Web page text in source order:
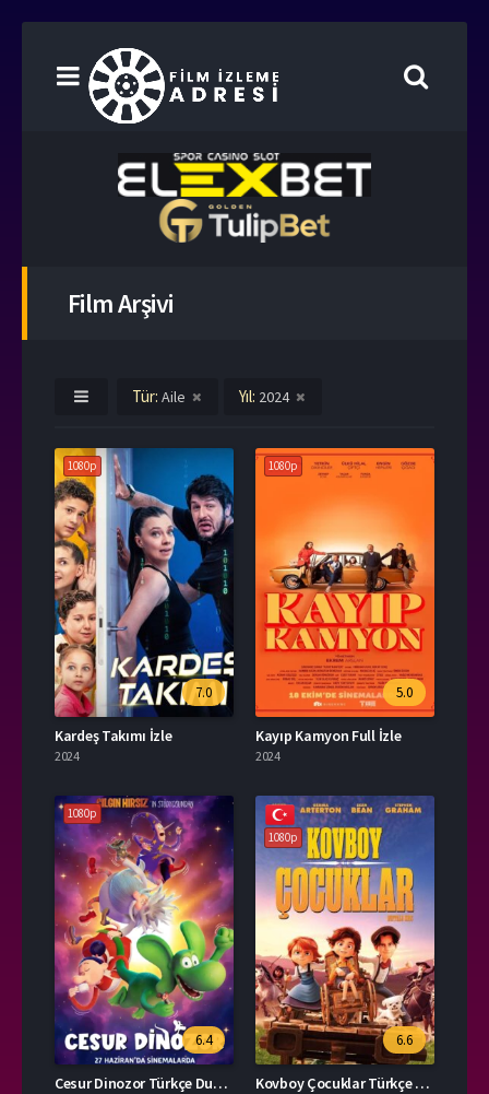
Film Arşivi
Tür: Aile Yıl: 2024
1080p
7.0
Kardeş Takımı İzle
2024
1080p
5.0
Kayıp Kamyon Full İzle
2024
1080p
6.4
Cesur Dinozor Türkçe Dublaj İzle
1080p
6.6
Kovboy Çocuklar Türkçe Dublaj İzle